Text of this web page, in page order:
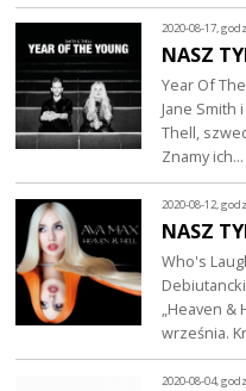
2020-08-17,
NASZ
Year Of
Jane Smith
Thell,
Znamy ich…
2020-08-12,
NASZ
Who's
„Heaven &
września.
2020-08-04,